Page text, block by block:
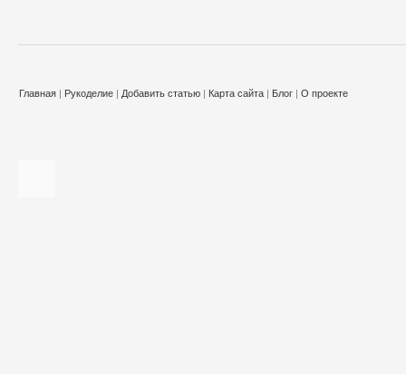
Главная | Рукоделие | Добавить статью | Карта сайта | Блог | О проекте